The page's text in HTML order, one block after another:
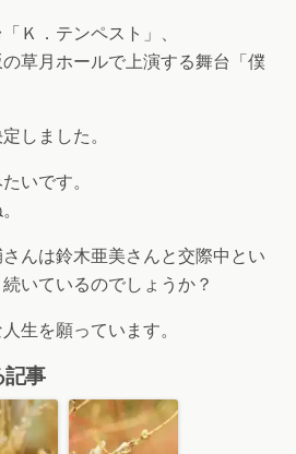
Ｋ．テンペスト」、
草月ホールで上演する舞台「僕
しました。
いです。
んは鈴木亜美さんと交際中とい
いているのでしょうか？
生を願っています。
記事